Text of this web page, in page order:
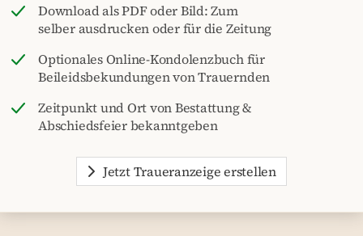
Download als PDF oder Bild: Zum
selber ausdrucken oder für die Zeitung
Optionales Online-Kondolenzbuch für
Beileidsbekundungen von Trauernden
Zeitpunkt und Ort von Bestattung &
Abschiedsfeier bekanntgeben
Jetzt Traueranzeige erstellen